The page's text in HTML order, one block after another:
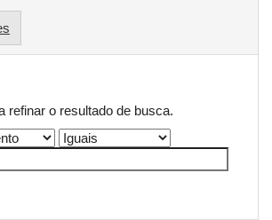
refinar o resultado de busca.